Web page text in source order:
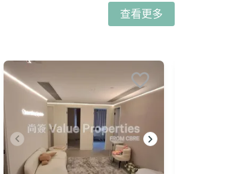
查看更多